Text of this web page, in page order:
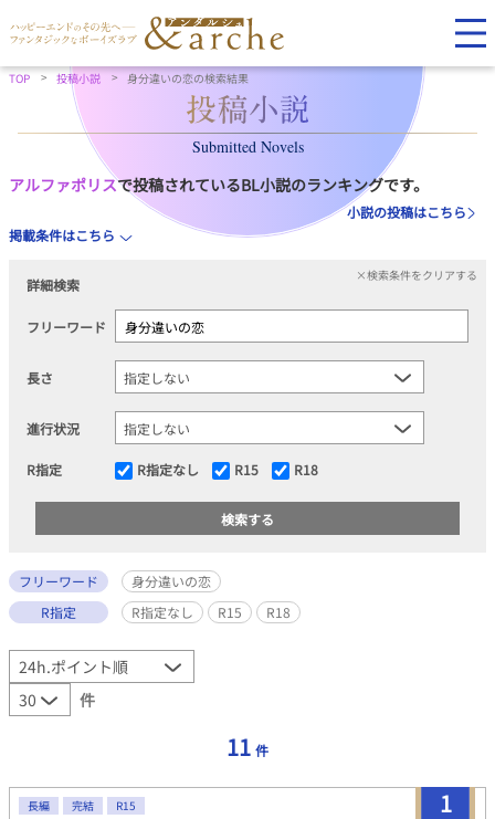
TOP 投稿小説 身分違いの恋の検索結果
Submitted Novels
アルファポリスで投稿されているBL小説のランキングです。
小説の投稿はこちら
掲載条件はこちら
詳細検索
×検索条件をクリアする
フリーワード
長さ
進行状況
R指定 R指定なし R15 R18
フリーワード
身分違いの恋
R指定
R指定なし R15 R18
件
11 件
1
長編 完結 R15